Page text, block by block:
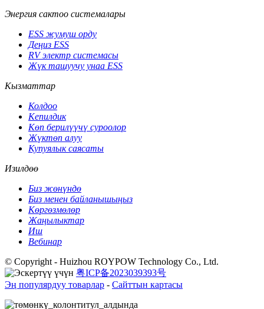
Энергия сактоо системалары
ESS жумуш орду
Деңиз ESS
RV электр системасы
Жүк ташуучу унаа ESS
Кызматтар
Колдоо
Кепилдик
Көп берилүүчү суроолор
Жүктөп алуу
Купуялык саясаты
Изилдөө
Биз жөнүндө
Биз менен байланышыңыз
Көргөзмөлөр
Жаңылыктар
Иш
Вебинар
© Copyright - Huizhou ROYPOW Technology Co., Ltd.
粤ICP备2023039393号
Эң популярдуу товарлар - Сайттын картасы